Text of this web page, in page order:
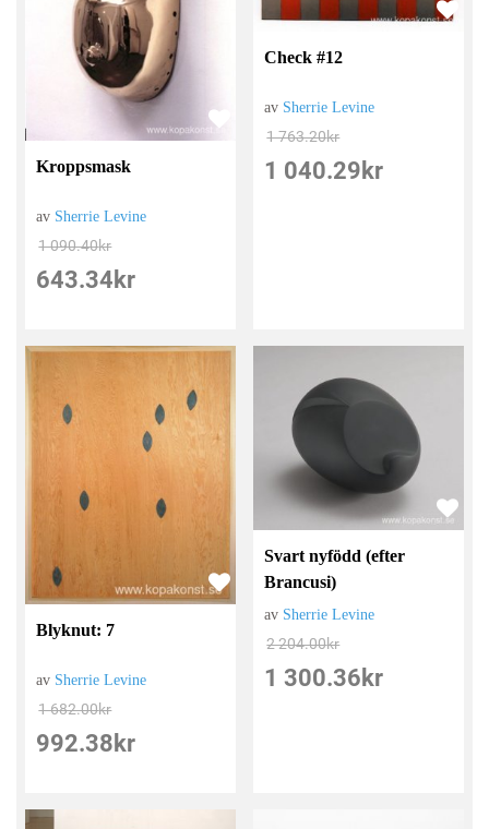
Kroppsmask
av Sherrie Levine
1 090.40kr
643.34 kr
Check #12
av Sherrie Levine
1 763.20kr
1 040.29 kr
Blyknut: 7
av Sherrie Levine
1 682.00kr
992.38 kr
Svart nyfödd (efter
Brancusi)
av Sherrie Levine
2 204.00kr
1 300.36 kr